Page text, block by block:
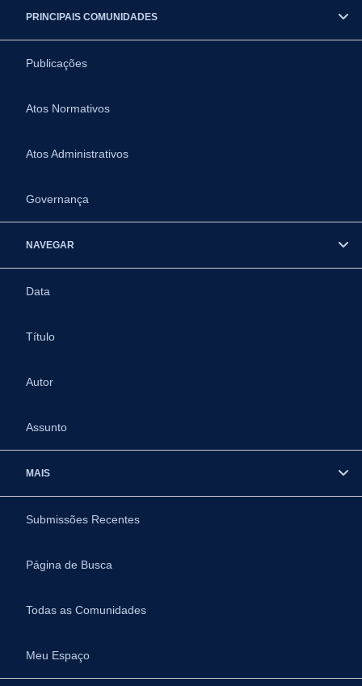
PRINCIPAIS COMUNIDADES
Publicações
Atos Normativos
Atos Administrativos
Governança
NAVEGAR
Data
Título
Autor
Assunto
MAIS
Submissões Recentes
Página de Busca
Todas as Comunidades
Meu Espaço